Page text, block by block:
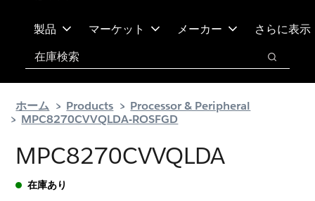
製品 マーケット メーカー さらに表示
検索
検索
ホーム Products
Processor & Peripheral
MPC8270CVVQLDA-ROSFGD
MPC8270CVVQLDA
在庫あり